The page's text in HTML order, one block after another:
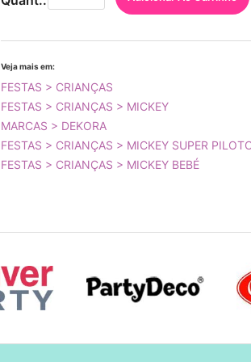
Veja mais em:
FESTAS > CRIANÇAS
FESTAS > CRIANÇAS > MICKEY
MARCAS > DEKORA
FESTAS > CRIANÇAS > MICKEY SUPER
FESTAS > CRIANÇAS > MICKEY BEBÉ